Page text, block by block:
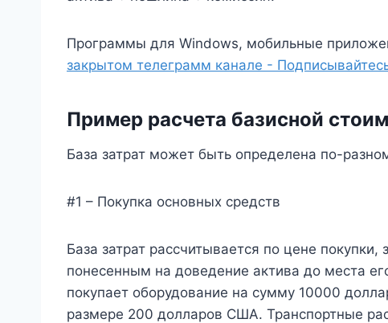
Программы для Windows, мобильные
закрытом телеграмм канале -
Пример расчета базисной
База затрат может быть определена по-
#1 – Покупка основных средств
База затрат рассчитывается по цене покупки,
понесенным на доведение актива до места
покупает оборудование на сумму 10000
размере 200 долларов США. Транспортные